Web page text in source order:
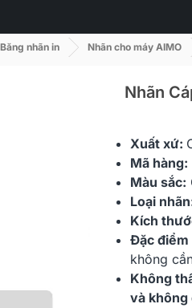
Băng nhãn in Nhãn cho máy AIMO
Nhãn
Xuất xứ:
Mã hàng:
Màu sắc:
Loại
Kích
Đặc điểm
không
Không
và không